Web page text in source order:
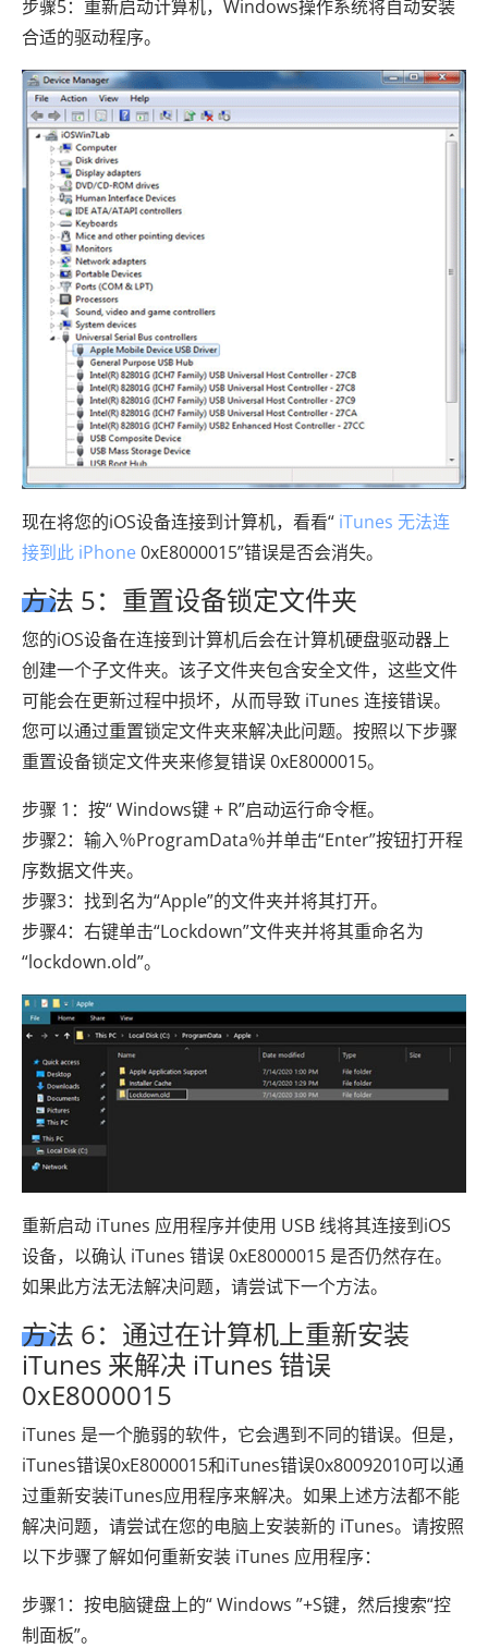
步骤5：重新启动计算机，Windows操作系统将自动安装
合适的驱动程序。
现在将您的iOS设备连接到计算机，看看“ iTunes 无法连
接到此 iPhone 0xE8000015”错误是否会消失。
方法 5：重置设备锁定文件夹
您的iOS设备在连接到计算机后会在计算机硬盘驱动器上
创建一个子文件夹。该子文件夹包含安全文件，这些文件
可能会在更新过程中损坏，从而导致 iTunes 连接错误。
您可以通过重置锁定文件夹来解决此问题。按照以下步骤
重置设备锁定文件夹来修复错误 0xE8000015。
步骤 1：按“ Windows键 + R”启动运行命令框。
步骤2：输入％ProgramData％并单击“Enter”按钮打开程
序数据文件夹。
步骤3：找到名为“Apple”的文件夹并将其打开。
步骤4：右键单击“Lockdown”文件夹并将其重命名为
“lockdown.old”。
重新启动 iTunes 应用程序并使用 USB 线将其连接到iOS
设备，以确认 iTunes 错误 0xE8000015 是否仍然存在。
如果此方法无法解决问题，请尝试下一个方法。
方法 6：通过在计算机上重新安装
iTunes 来解决 iTunes 错误
0xE8000015
iTunes 是一个脆弱的软件，它会遇到不同的错误。但是，
iTunes错误0xE8000015和iTunes错误0x80092010可以通
过重新安装iTunes应用程序来解决。如果上述方法都不能
解决问题，请尝试在您的电脑上安装新的 iTunes。请按照
以下步骤了解如何重新安装 iTunes 应用程序：
步骤1：按电脑键盘上的“ Windows ”+S键，然后搜索“控
制面板”。